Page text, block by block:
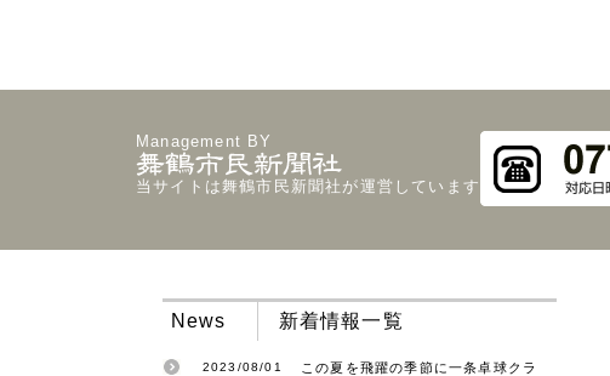
Management BY
当サイトは舞鶴市民新聞社が運営しています
News 新着情報一覧
2023/08/01 この夏を飛躍の季節に一条卓球クラ